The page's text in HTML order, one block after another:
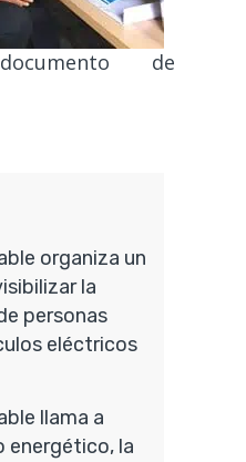
de
organiza un
la
personas
eléctricos
llama a
energético, la